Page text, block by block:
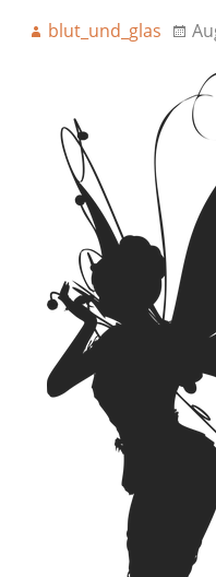
blut_und_glas